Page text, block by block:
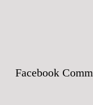
Facebook